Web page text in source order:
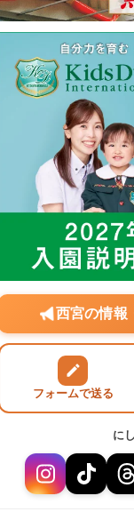
西宮の情報
フォームで送る
に